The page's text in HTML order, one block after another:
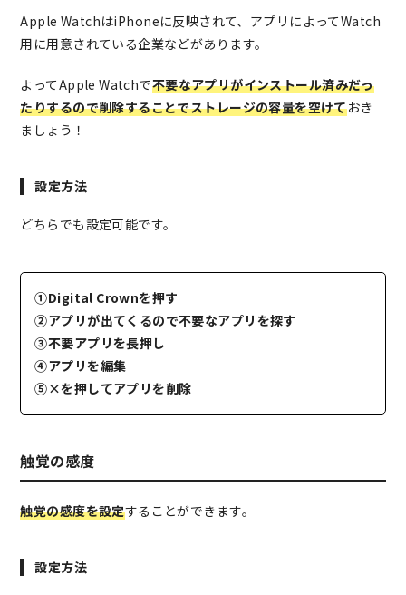
Apple WatchはiPhoneに反映されて、アプリによってWatch
用に用意されている企業などがあります。
よってApple Watchで不要なアプリがインストール済みだっ
たりするので削除することでストレージの容量を空けておき
ましょう！
設定方法
どちらでも設定可能です。
①Digital Crownを押す
②アプリが出てくるので不要なアプリを探す
③不要アプリを長押し
④アプリを編集
⑤×を押してアプリを削除
触覚の感度
触覚の感度を設定することができます。
設定方法